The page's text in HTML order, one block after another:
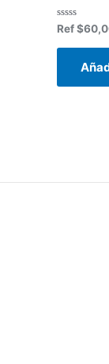
Valorado
0
Ref$